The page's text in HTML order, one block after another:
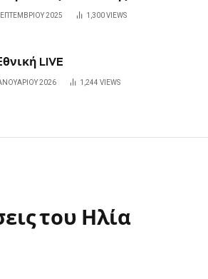
2025 1,300VIEWS
LIVE
2026 1,244 VIEWS
του Ηλία